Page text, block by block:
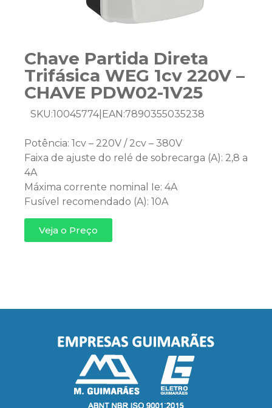
Chave Partida Direta
Trifásica WEG 1cv 220V –
CHAVE PDW02-1V25
SKU:10045774| EAN:7890355035238
Potência: 1cv – 220V / 2cv – 380V
Faixa de ajuste do relé de sobrecarga (A): 2,8 a
4A
Máxima corrente nominal Ie: 4A
Fusível recomendado (A): 10A
Veja o Preço